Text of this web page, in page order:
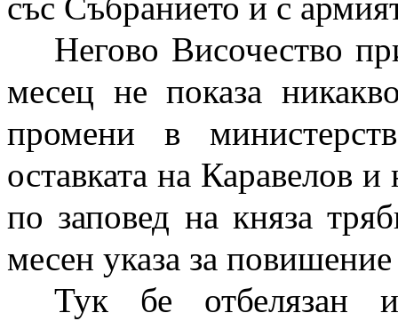
Негово Височество
месец не показа
промени в
оставката на Каравелов
по заповед на княза
месен указа за
Тук бе отбелязан